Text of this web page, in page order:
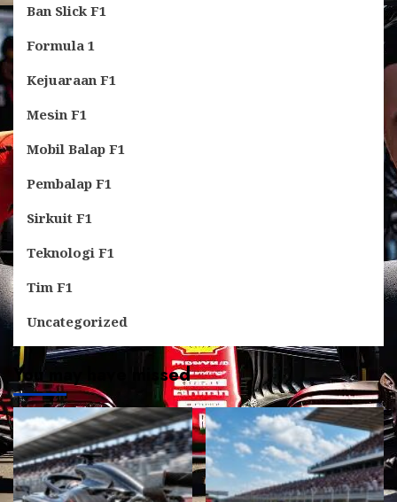
Ban Slick F1
Formula 1
Kejuaraan F1
Mesin F1
Mobil Balap F1
Pembalap F1
Sirkuit F1
Teknologi F1
Tim F1
Uncategorized
You may have missed